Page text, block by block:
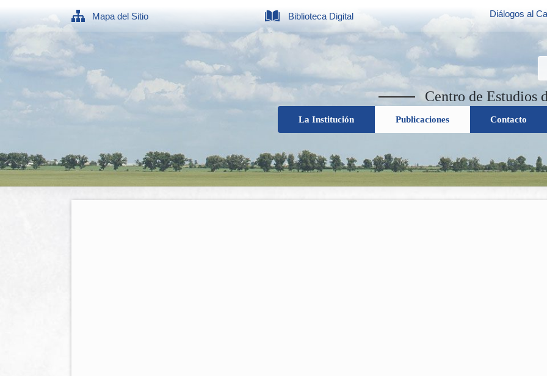
Mapa del Sitio Biblioteca Digital Diálogos al
Centro de Estudios
La Institución Publicaciones Contacto